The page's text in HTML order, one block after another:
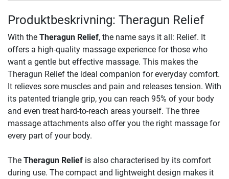
Produktbeskrivning: Theragun Relief
With the Theragun Relief, the name says it all: Relief. It
offers a high-quality massage experience for those who
want a gentle but effective massage. This makes the
Theragun Relief the ideal companion for everyday comfort.
It relieves sore muscles and pain and releases tension. With
its patented triangle grip, you can reach 95% of your body
and even treat hard-to-reach areas yourself. The three
massage attachments also offer you the right massage for
every part of your body.
The Theragun Relief is also characterised by its comfort
during use. The compact and lightweight design makes it